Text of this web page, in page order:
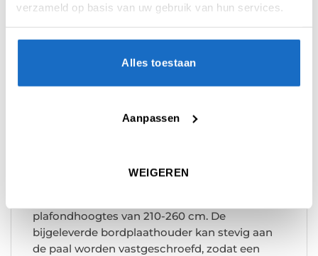
verzameld op basis van uw gebruik van hun services.
Alles toestaan
Aanpassen
WEIGEREN
BEOORDELINGEN (0)
De Gran Pole Dartstand is een mobiele
de vloer geklemd kan worden. De dartstand is
waardoor deze ook ideaal is voor op reis.
Pole heeft een diameter van 49 mm, waardoor
plafondhoogtes van 210-260 cm. De
bijgeleverde bordplaathouder kan stevig aan
de paal worden vastgeschroefd, zodat een